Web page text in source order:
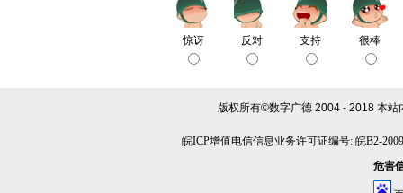
惊讶 反对 支持 很棒
版权所有©数字广德 2004 - 2018 本站
皖ICP增值电信信息业务许可证编号: 皖B2-
危害